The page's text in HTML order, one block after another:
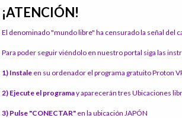
¡ATENCIÓN!
El denominado "mundo libre" ha censurado la señal del
Para poder seguir viéndolo en nuestro portal siga las
1) Instale en su ordenador el programa gratuito Proton
2) Ejecute el programay aparecerán tres Ubicaciones
3) Pulse "CONECTAR" en la ubicación JAPÓN